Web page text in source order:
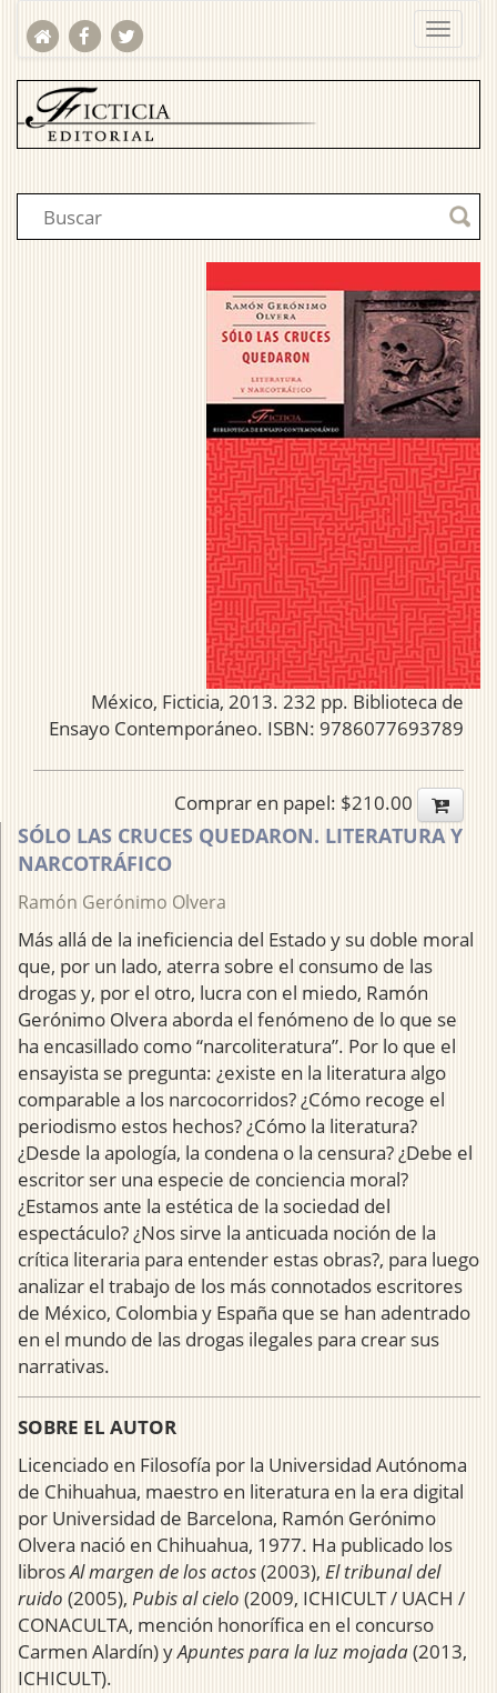
México, Ficticia, 2013. 232 pp. Biblioteca de
Ensayo Contemporáneo. ISBN: 9786077693789
Comprar en papel: $210.00
SÓLO LAS CRUCES QUEDARON. LITERATURA Y
NARCOTRÁFICO
Ramón Gerónimo Olvera
Más allá de la ineficiencia del Estado y su doble moral
que, por un lado, aterra sobre el consumo de las
drogas y, por el otro, lucra con el miedo, Ramón
Gerónimo Olvera aborda el fenómeno de lo que se
ha encasillado como “narcoliteratura”. Por lo que el
ensayista se pregunta: ¿existe en la literatura algo
comparable a los narcocorridos? ¿Cómo recoge el
periodismo estos hechos? ¿Cómo la literatura?
¿Desde la apología, la condena o la censura? ¿Debe el
escritor ser una especie de conciencia moral?
¿Estamos ante la estética de la sociedad del
espectáculo? ¿Nos sirve la anticuada noción de la
crítica literaria para entender estas obras?, para luego
analizar el trabajo de los más connotados escritores
de México, Colombia y España que se han adentrado
en el mundo de las drogas ilegales para crear sus
narrativas.
SOBRE EL AUTOR
Licenciado en Filosofía por la Universidad Autónoma
de Chihuahua, maestro en literatura en la era digital
por Universidad de Barcelona, Ramón Gerónimo
Olvera nació en Chihuahua, 1977. Ha publicado los
librosAl margen de los actos(2003), El tribunal del
ruido (2005), Pubis al cielo (2009, ICHICULT / UACH /
CONACULTA, mención honorífica en el concurso
Carmen Alardín) yApuntes para la luz mojada(2013,
ICHICULT).